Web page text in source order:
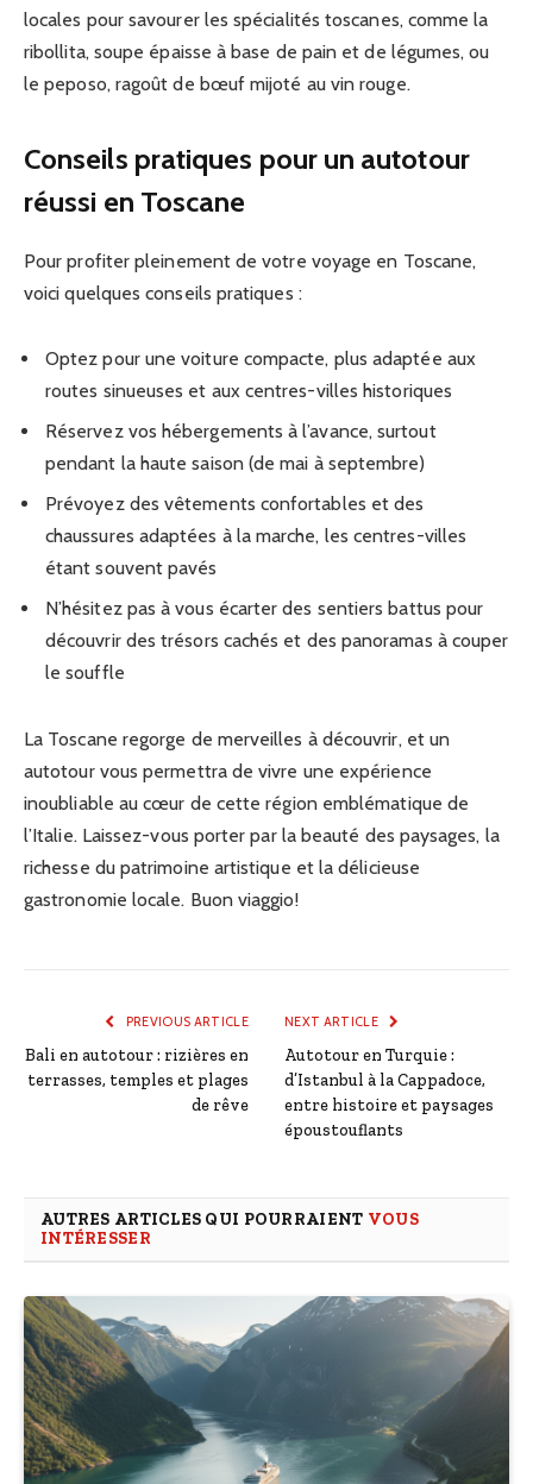
locales pour savourer les spécialités toscanes, comme la
ribollita, soupe épaisse à base de pain et de légumes, ou
le peposo, ragoût de bœuf mijoté au vin rouge.
Conseils pratiques pour un autotour
réussi en Toscane
Pour profiter pleinement de votre voyage en Toscane,
voici quelques conseils pratiques :
Optez pour une voiture compacte, plus adaptée aux
routes sinueuses et aux centres-villes historiques
Réservez vos hébergements à l’avance, surtout
pendant la haute saison (de mai à septembre)
Prévoyez des vêtements confortables et des
chaussures adaptées à la marche, les centres-villes
étant souvent pavés
N’hésitez pas à vous écarter des sentiers battus pour
découvrir des trésors cachés et des panoramas à couper
le souffle
La Toscane regorge de merveilles à découvrir, et un
autotour vous permettra de vivre une expérience
inoubliable au cœur de cette région emblématique de
l’Italie. Laissez-vous porter par la beauté des paysages, la
richesse du patrimoine artistique et la délicieuse
gastronomie locale. Buon viaggio!
PREVIOUS ARTICLE
Bali en autotour : rizières en
terrasses, temples et plages
de rêve
NEXT ARTICLE
Autotour en Turquie :
d’Istanbul à la Cappadoce,
entre histoire et paysages
époustouflants
AUTRES ARTICLES QUI POURRAIENT VOUS
INTÉRESSER